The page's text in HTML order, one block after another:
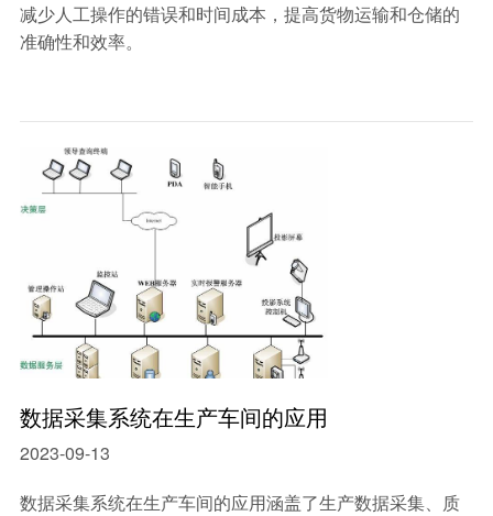
减少人工操作的错误和时间成本，提高货物运输和仓储的
准确性和效率。
数据采集系统在生产车间的应用
2023-09-13
数据采集系统在生产车间的应用涵盖了生产数据采集、质